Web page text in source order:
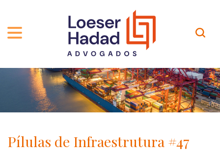
QUEM SOMOS
TRAJETÓRIA
INCLUSÃO E DIVERSIDADE
PRÊMIOS
ÁREAS DE ATUAÇÃO
PROFISSIONAIS
CARREIRA
Contato
Pílulas de Infraestrutura #47